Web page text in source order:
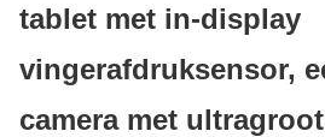
tablet met in-display
vingerafdruksensor,
camera met